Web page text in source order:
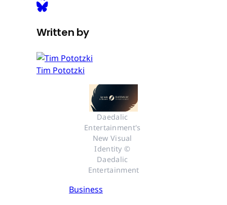
Written by
Tim Pototzki
Daedalic
Entertainment's
New Visual
Identity ©
Daedalic
Entertainment
Business